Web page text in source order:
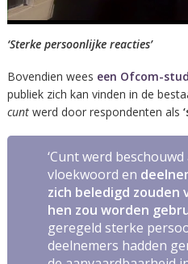
‘Sterke persoonlijke reacties’
Bovendien wees een Ofcom-
publiek zich kan vinden in de
cunt werd door respondenten als
‘Cuntwerd
vloekwoord en
zich beledigd zouden
hen zou worden
geregeld sterke
deelnemers hadden